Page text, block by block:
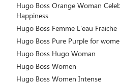
Hugo Boss Orange Woman
Happiness
Hugo Boss Femme L'eau Fraiche
Hugo Boss Pure Purple for
Hugo Boss Hugo Woman
Hugo Boss Women
Hugo Boss Women Intense